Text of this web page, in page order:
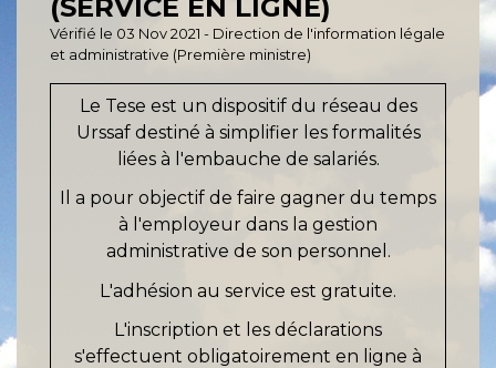
(SERVICE EN LIGNE)
Vérifié le 03 Nov 2021 - Direction de l'information légale
et administrative (Première ministre)
Le Tese est un dispositif du réseau des
Urssaf destiné à simplifier les formalités
liées à l'embauche de salariés.
Il a pour objectif de faire gagner du temps
à l'employeur dans la gestion
administrative de son personnel.
L'adhésion au service est gratuite.
L'inscription et les déclarations
s'effectuent obligatoirement en ligne à